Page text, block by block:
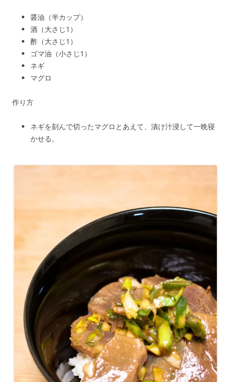
醤油（半カップ）
酒（大さじ1）
酢（大さじ1）
ゴマ油（小さじ1）
ネギ
マグロ
作り方
ネギを刻んで切ったマグロとあえて、漬け汁浸して一晩寝
かせる。